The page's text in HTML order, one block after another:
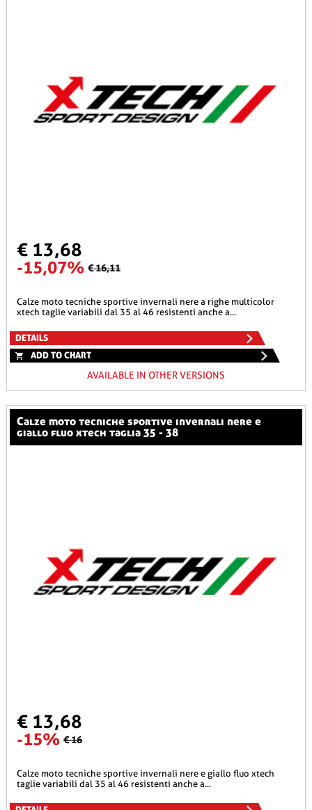
€ 13,68
-15,07% € 16,11
calze moto tecniche sportive invernali nere a righe multicolor
xtech taglie variabili dal 35 al 46 resistenti anche a...
DETAILS
ADD TO CHART
AVAILABLE IN OTHER VERSIONS
calze moto tecniche sportive invernali nere e
giallo fluo xtech taglia 35 - 38
€ 13,68
-15% € 16
calze moto tecniche sportive invernali nere e giallo fluo xtech
taglie variabili dal 35 al 46 resistenti anche a...